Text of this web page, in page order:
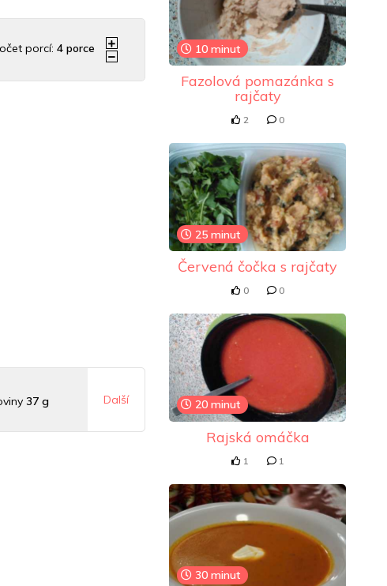
porcí:4 porce
37 g Další
10 minut
Fazolová pomazánka s
rajčaty
2 0
25 minut
Červená čočka s rajčaty
0 0
20 minut
Rajská omáčka
1 1
30 minut